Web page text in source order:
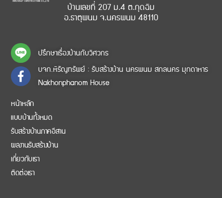
บ้านเลขที่ 207 ม.4 ต.กุดฉิม
อ.ธาตุพนม จ.นครพนม 48110
ปรึกษาเรื่องบ้านกับวิศวกร
บจก.หิรัญทรัพย์ : รับสร้างบ้าน นครพนม สกลนคร มุกดาหาร
Nakhonphanom House
หน้าหลัก
แบบบ้านทั้งหมด
รับสร้างบ้านภาคอีสาน
ผลงานรับสร้างบ้าน
เกี่ยวกับเรา
ติดต่อเรา